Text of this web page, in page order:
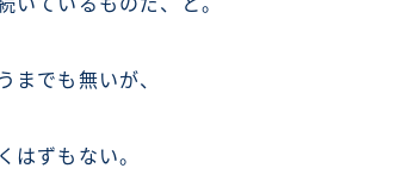
までも無いが、
はずもない。